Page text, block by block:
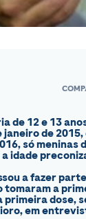
de 12 e 13
janeiro de
só
idade
a fazer
tomaram a
dose,
em